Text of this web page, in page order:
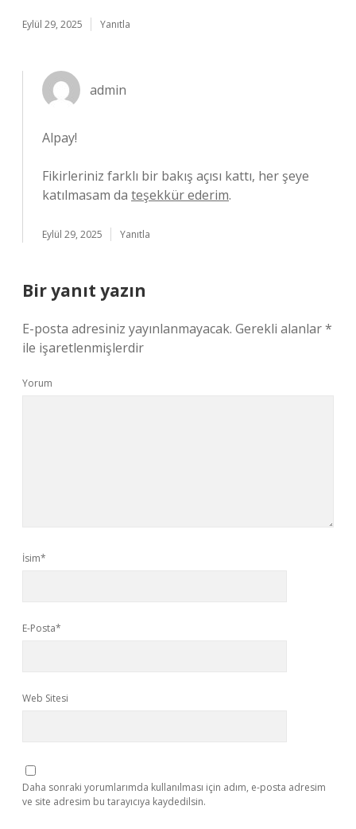
Eylül 29, 2025 Yanıtla
admin
Alpay!
Fikirleriniz farklı bir bakış açısı kattı, her şeye
katılmasam da teşekkür ederim.
Eylül 29, 2025 Yanıtla
Bir yanıt yazın
E-posta adresiniz yayınlanmayacak. Gerekli alanlar*
ile işaretlenmişlerdir
Yorum
İsim*
E-Posta*
Web Sitesi
Daha sonraki yorumlarımda kullanılması için adım, e-posta adresim
ve site adresim bu tarayıcıya kaydedilsin.